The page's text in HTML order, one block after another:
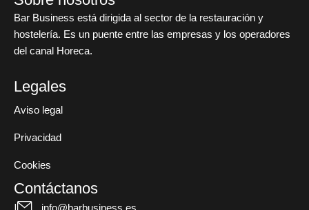
Bar Business está dirigida al sector de la restauración y
hostelería. Es un puente entre las empresas y los operadores
del canal Horeca.
Legales
Aviso legal
Privacidad
Cookies
Contáctanos